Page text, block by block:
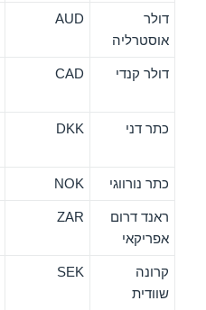
דולר
אוסטרליה
AUD
דולר קנדי CAD
כתר דני DKK
כתר נורווגי NOK
ראנד דרום
אפריקאי
ZAR
קרונה
שוודית
SEK